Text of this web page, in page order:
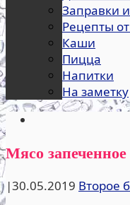
Заправки
Рецепты
Каши
Пицца
Напитки
На заметку
Мясо
|30.05.2019 Второе